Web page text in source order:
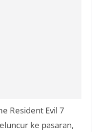
Resident Evil 7
ke pasaran,